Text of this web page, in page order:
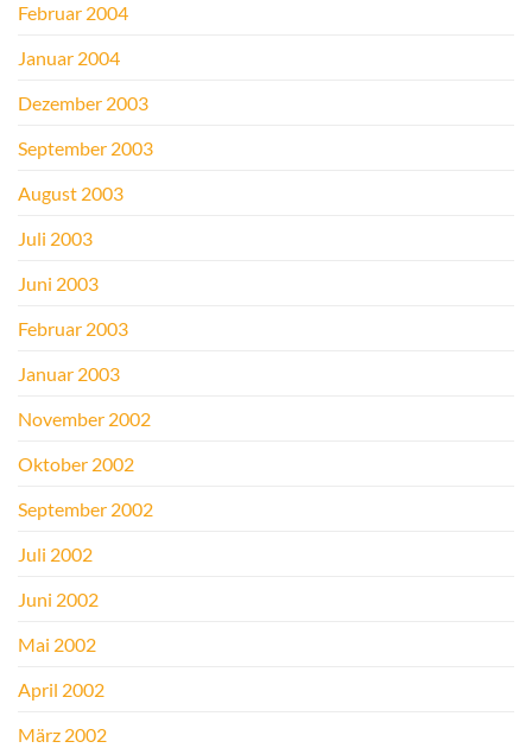
Februar 2004
Januar 2004
Dezember 2003
September 2003
August 2003
Juli 2003
Juni 2003
Februar 2003
Januar 2003
November 2002
Oktober 2002
September 2002
Juli 2002
Juni 2002
Mai 2002
April 2002
März 2002